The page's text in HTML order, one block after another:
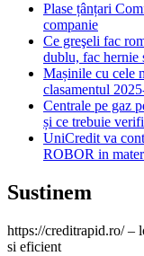
Plase țânțari
companie
Ce greşeli fac
dublu, fac hernie
Mașinile cu cele
clasamentul
Centrale pe gaz
și ce trebuie
UniCredit va
ROBOR in
Sustinem
https://creditrapid.ro/ –
si eficient